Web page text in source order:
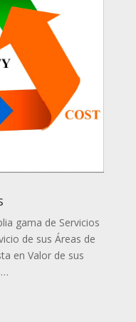
gama de Servicios
de sus Áreas de
en Valor de sus